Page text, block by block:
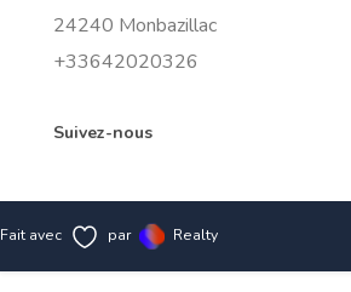
24240 Monbazillac
+33642020326
Suivez-nous
Fait avec par Realty